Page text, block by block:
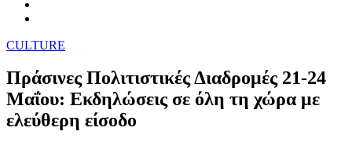
CULTURE
Πράσινες Πολιτιστικές Διαδρομές 21-24
Μαΐου: Εκδηλώσεις σε όλη τη χώρα με
ελεύθερη είσοδο